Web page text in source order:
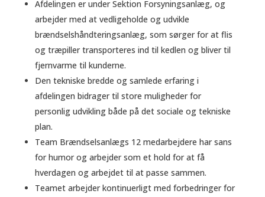
Afdelingen er under Sektion Forsyningsanlæg, og
arbejder med at vedligeholde og udvikle
brændselshåndteringsanlæg, som sørger for at flis
og træpiller transporteres ind til kedlen og bliver til
fjernvarme til kunderne.
Den tekniske bredde og samlede erfaring i
afdelingen bidrager til store muligheder for
personlig udvikling både på det sociale og tekniske
plan.
Team Brændselsanlægs 12 medarbejdere har sans
for humor og arbejder som et hold for at få
hverdagen og arbejdet til at passe sammen.
Teamet arbejder kontinuerligt med forbedringer for